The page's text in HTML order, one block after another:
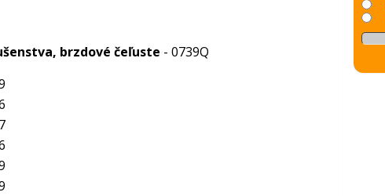
brzdové čeľuste - 0739Q